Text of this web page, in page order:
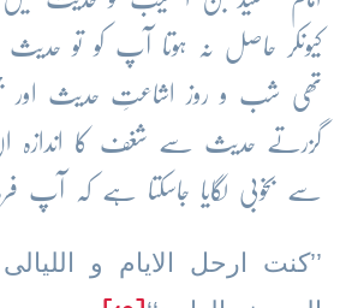
کیونکر حاصل نہ ہوتا آپ کو تو
تھی شب و روز اشاعتِ حدیث اور
گزرتے حدیث سے شغف کا اندازہ
سے بخوبی لگایا جاسکتا ہے کہ آپ
’’کنت ارحل الایام و